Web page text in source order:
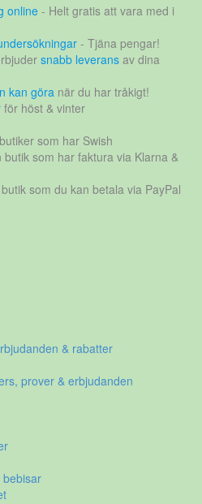
online- Helt gratis att vara med i
- Tjäna pengar!
snabb leverans av dina
kan göra när du har tråkigt!
för höst & vinter
som har Swish
butik som har faktura via Klarna &
som du kan betala via PayPal
& rabatter
prover & erbjudanden